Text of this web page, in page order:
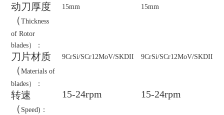
动刀厚度
（ Thickness
of Rotor
blades）：
15mm 15mm
刀片材质
（ Materials of
blades）：
9CrSi/SCr12MoV/SKDII 9CrSi/SCr12MoV/SKDII
转速
（ Speed) ：
15-24rpm 15-24rpm